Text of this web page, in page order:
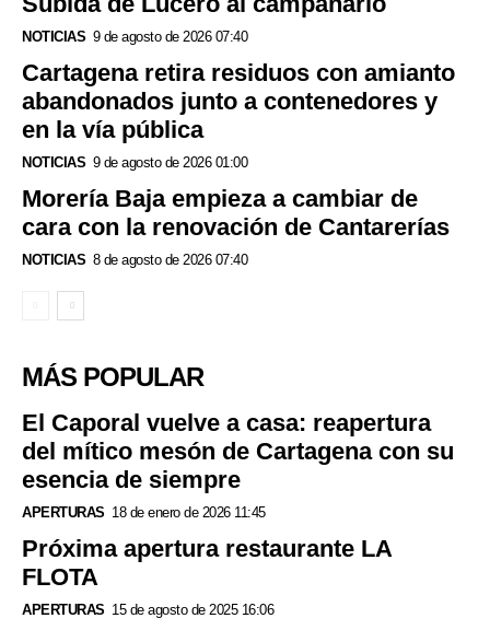
NOTICIAS 9 de agosto de 2026 07:40
Cartagena retira residuos con amianto
abandonados junto a contenedores y
en la vía pública
NOTICIAS 9 de agosto de 2026 01:00
Morería Baja empieza a cambiar de
cara con la renovación de Cantarerías
NOTICIAS 8 de agosto de 2026 07:40
MÁS POPULAR
El Caporal vuelve a casa: reapertura
del mítico mesón de Cartagena con su
esencia de siempre
APERTURAS 18 de enero de 2026 11:45
Próxima apertura restaurante LA
FLOTA
APERTURAS 15 de agosto de 2025 16:06